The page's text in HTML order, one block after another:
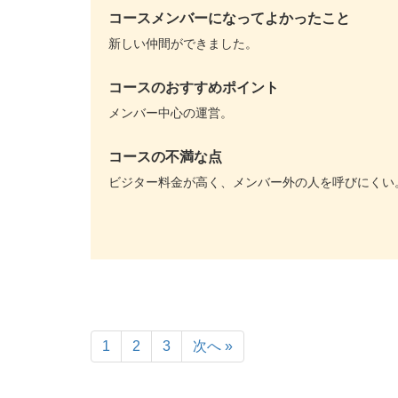
コースメンバーになってよかったこと
新しい仲間ができました。
コースのおすすめポイント
メンバー中心の運営。
コースの不満な点
ビジター料金が高く、メンバー外の人を呼びにくい
1 2 3 次へ »